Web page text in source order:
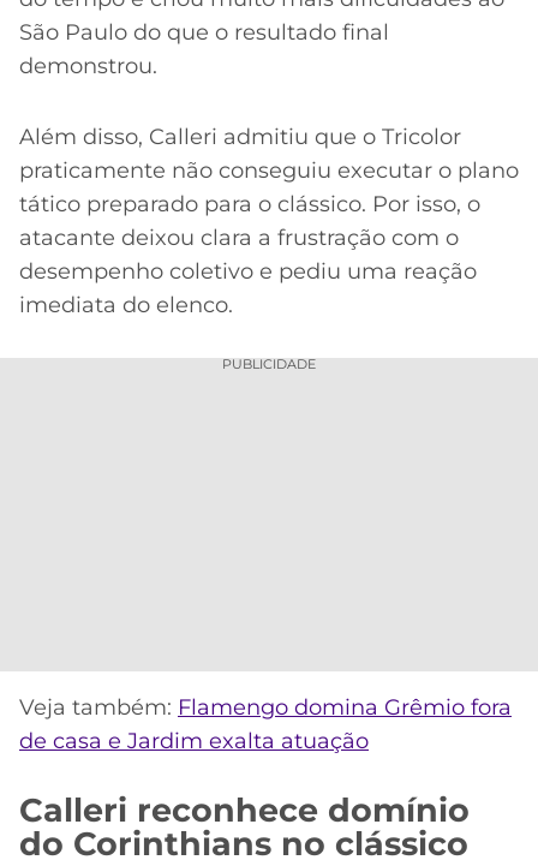
São Paulo do que o resultado final
demonstrou.
Além disso, Calleri admitiu que o Tricolor
praticamente não conseguiu executar o plano
tático preparado para o clássico. Por isso, o
atacante deixou clara a frustração com o
desempenho coletivo e pediu uma reação
imediata do elenco.
PUBLICIDADE
Veja também: Flamengo domina Grêmio fora
de casa e Jardim exalta atuação
Calleri reconhece domínio
do Corinthians no clássico